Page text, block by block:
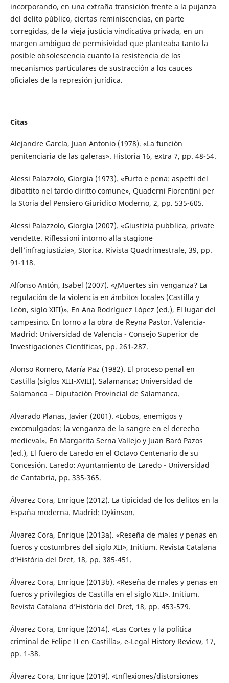
incorporando, en una extraña transición frente a la pujanza
del delito público, ciertas reminiscencias, en parte
corregidas, de la vieja justicia vindicativa privada, en un
margen ambiguo de permisividad que planteaba tanto la
posible obsolescencia cuanto la resistencia de los
mecanismos particulares de sustracción a los cauces
oficiales de la represión jurídica.
Citas
Alejandre García, Juan Antonio (1978). «La función
penitenciaria de las galeras». Historia 16, extra 7, pp. 48-54.
Alessi Palazzolo, Giorgia (1973). «Furto e pena: aspetti del
dibattito nel tardo diritto comune», Quaderni Fiorentini per
la Storia del Pensiero Giuridico Moderno, 2, pp. 535-605.
Alessi Palazzolo, Giorgia (2007). «Giustizia pubblica, private
vendette. Riflessioni intorno alla stagione
dell’infragiustizia», Storica. Rivista Quadrimestrale, 39, pp.
91-118.
Alfonso Antón, Isabel (2007). «¿Muertes sin venganza? La
regulación de la violencia en ámbitos locales (Castilla y
León, siglo XIII)». En Ana Rodríguez López (ed.), El lugar del
campesino. En torno a la obra de Reyna Pastor. Valencia-
Madrid: Universidad de Valencia - Consejo Superior de
Investigaciones Científicas, pp. 261-287.
Alonso Romero, María Paz (1982). El proceso penal en
Castilla (siglos XIII-XVIII). Salamanca: Universidad de
Salamanca – Diputación Provincial de Salamanca.
Alvarado Planas, Javier (2001). «Lobos, enemigos y
excomulgados: la venganza de la sangre en el derecho
medieval». En Margarita Serna Vallejo y Juan Baró Pazos
(ed.), El fuero de Laredo en el Octavo Centenario de su
Concesión. Laredo: Ayuntamiento de Laredo - Universidad
de Cantabria, pp. 335-365.
Álvarez Cora, Enrique (2012). La tipicidad de los delitos en la
España moderna. Madrid: Dykinson.
Álvarez Cora, Enrique (2013a). «Reseña de males y penas en
fueros y costumbres del siglo XII», Initium. Revista Catalana
d’Història del Dret, 18, pp. 385-451.
Álvarez Cora, Enrique (2013b). «Reseña de males y penas en
fueros y privilegios de Castilla en el siglo XIII». Initium.
Revista Catalana d’Història del Dret, 18, pp. 453-579.
Álvarez Cora, Enrique (2014). «Las Cortes y la política
criminal de Felipe II en Castilla», e-Legal History Review, 17,
pp. 1-38.
Álvarez Cora, Enrique (2019). «Inflexiones/distorsiones